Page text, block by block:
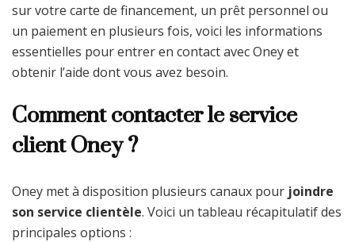
sur votre carte de financement, un prêt personnel ou
un paiement en plusieurs fois, voici les informations
essentielles pour entrer en contact avec Oney et
obtenir l’aide dont vous avez besoin.
Comment contacter le service
client Oney ?
Oney met à disposition plusieurs canaux pour joindre
son service clientèle. Voici un tableau récapitulatif des
principales options :